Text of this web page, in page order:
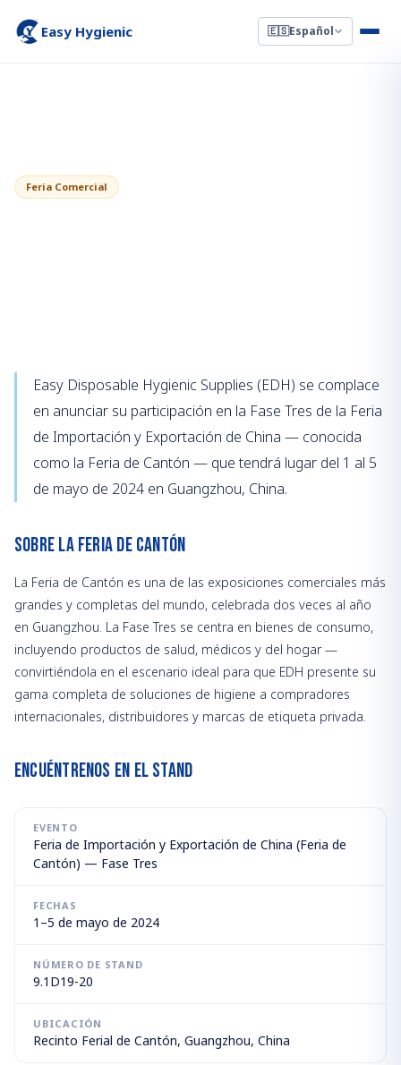
Easy Hygienic 🇪🇸Español
Feria Comercial
Easy Disposable Hygienic Supplies (EDH) se complace
en anunciar su participación en la Fase Tres de la Feria
de Importación y Exportación de China — conocida
como la Feria de Cantón — que tendrá lugar del 1 al 5
de mayo de 2024 en Guangzhou, China.
Sobre la Feria de Cantón
La Feria de Cantón es una de las exposiciones comerciales más
grandes y completas del mundo, celebrada dos veces al año
en Guangzhou. La Fase Tres se centra en bienes de consumo,
incluyendo productos de salud, médicos y del hogar —
convirtiéndola en el escenario ideal para que EDH presente su
gama completa de soluciones de higiene a compradores
internacionales, distribuidores y marcas de etiqueta privada.
Encuéntrenos en el Stand
EVENTO
Feria de Importación y Exportación de China (Feria de
Cantón) — Fase Tres
FECHAS
1–5 de mayo de 2024
NÚMERO DE STAND
9.1D19-20
UBICACIÓN
Recinto Ferial de Cantón, Guangzhou, China